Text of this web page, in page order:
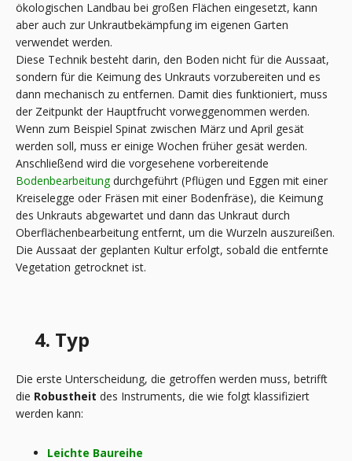
ökologischen Landbau bei großen Flächen eingesetzt, kann
aber auch zur Unkrautbekämpfung im eigenen Garten
verwendet werden.
Diese Technik besteht darin, den Boden nicht für die Aussaat,
sondern für die Keimung des Unkrauts vorzubereiten und es
dann mechanisch zu entfernen. Damit dies funktioniert, muss
der Zeitpunkt der Hauptfrucht vorweggenommen werden.
Wenn zum Beispiel Spinat zwischen März und April gesät
werden soll, muss er einige Wochen früher gesät werden.
Anschließend wird die vorgesehene vorbereitende
Bodenbearbeitungdurchgeführt (Pflügen und Eggen mit einer
Kreiselegge oder Fräsen mit einer Bodenfräse), die Keimung
des Unkrauts abgewartet und dann das Unkraut durch
Oberflächenbearbeitung entfernt, um die Wurzeln auszureißen.
Die Aussaat der geplanten Kultur erfolgt, sobald die entfernte
Vegetation getrocknet ist.
4. Typ
Die erste Unterscheidung, die getroffen werden muss, betrifft
die Robustheit des Instruments, die wie folgt klassifiziert
werden kann:
Leichte Baureihe